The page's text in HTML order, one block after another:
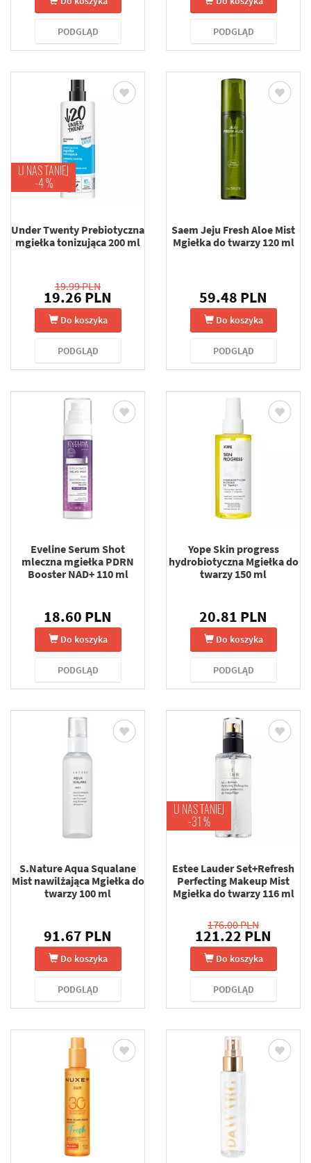
PODGLĄD PODGLĄD
U NAS TANIEJ
-4 %
Under Twenty Prebiotyczna
mgiełka tonizująca 200 ml
19.99 PLN
19.26 PLN
Do koszyka
PODGLĄD
Saem Jeju Fresh Aloe Mist
Mgiełka do twarzy 120 ml
59.48 PLN
Do koszyka
PODGLĄD
Eveline Serum Shot
mleczna mgiełka PDRN
Booster NAD+ 110 ml
18.60 PLN
Do koszyka
PODGLĄD
Yope Skin progress
hydrobiotyczna Mgiełka do
twarzy 150 ml
20.81 PLN
Do koszyka
PODGLĄD
S.Nature Aqua Squalane
Mist nawilżająca Mgiełka do
twarzy 100 ml
91.67 PLN
Do koszyka
PODGLĄD
U NAS TANIEJ
-31 %
Estee Lauder Set+Refresh
Perfecting Makeup Mist
Mgiełka do twarzy 116 ml
176.00 PLN
121.22 PLN
Do koszyka
PODGLĄD